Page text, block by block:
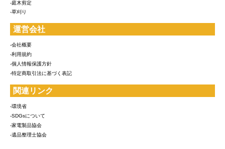
-庭木剪定
-草刈り
運営会社
-会社概要
-利用規約
-個人情報保護方針
-特定商取引法に基づく表記
関連リンク
-環境省
-SDGsについて
-家電製品協会
-遺品整理士協会